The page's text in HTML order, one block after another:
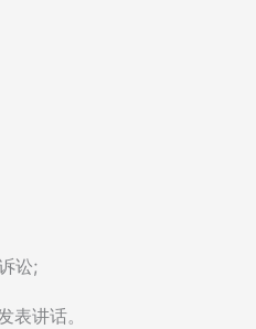
讼;
讲话。